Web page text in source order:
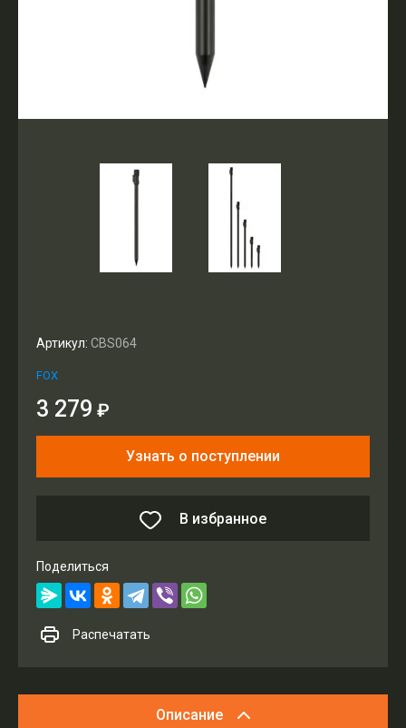
Артикул: CBS064
FOX
3 279 ₽
Узнать о поступлении
В избранное
Поделиться
Распечатать
Описание